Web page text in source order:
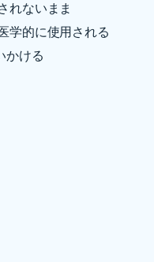
れないまま
学的に使用される
かける